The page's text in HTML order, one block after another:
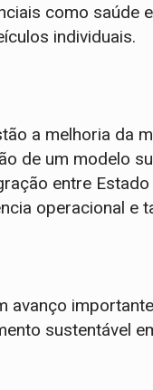
como saúde
individuais.
a melhoria da
de um modelo
entre
operacional e
avanço
sustentável